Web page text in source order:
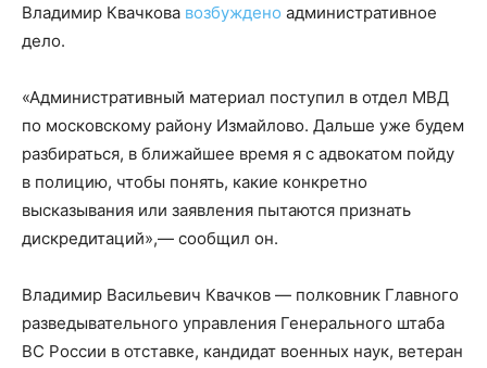
Владимир Квачкова возбуждено административное
дело.
«Административный материал поступил в отдел МВД
по московскому району Измайлово. Дальше уже будем
разбираться, в ближайшее время я с адвокатом пойду
в полицию, чтобы понять, какие конкретно
высказывания или заявления пытаются признать
дискредитаций»,— сообщил он.
Владимир Васильевич Квачков — полковник Главного
разведывательного управления Генерального штаба
ВС России в отставке, кандидат военных наук, ветеран